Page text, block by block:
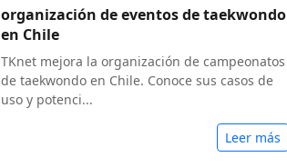
organización de eventos de taekwondo
en Chile
TKnet mejora la organización de campeonatos
de taekwondo en Chile. Conoce sus casos de
uso y potenci...
Leer más